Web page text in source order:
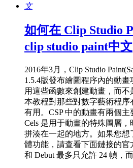
如何在 Clip Studio
clip studio paint中文
2016年3月，Clip Studio
1.5.4版發布繪圖程序內的動
用這些函數來創建動畫，而不
本教程對那些對數字藝術程序
有用。CSP 中的動畫有兩個主
Cels 是用于動畫的特殊圖層
拼湊在一起的地方。如果您想
體功能，請查看下面鏈接的官
和 Debut 最多只允許 24 幀，